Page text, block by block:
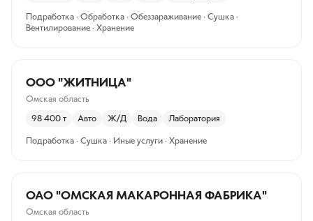
Подработка · Обработка · Обеззараживание · Сушка ·
Вентилирование · Хранение
ООО "ЖИТНИЦА"
Омская область
98 400 т Авто Ж/Д Вода Лаборатория
Подработка · Сушка · Иные услуги · Хранение
ОАО "ОМСКАЯ МАКАРОННАЯ ФАБРИКА"
Омская область